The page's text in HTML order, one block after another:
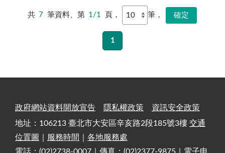
共 7 筆資料、第 1/1 頁， 筆，
1
政府網站資料開放宣告 隱私權政策
資訊安全政策
地址：106213 臺北市大安區辛亥路2段185號3樓 交通
位置圖
服務時間
各地服務處